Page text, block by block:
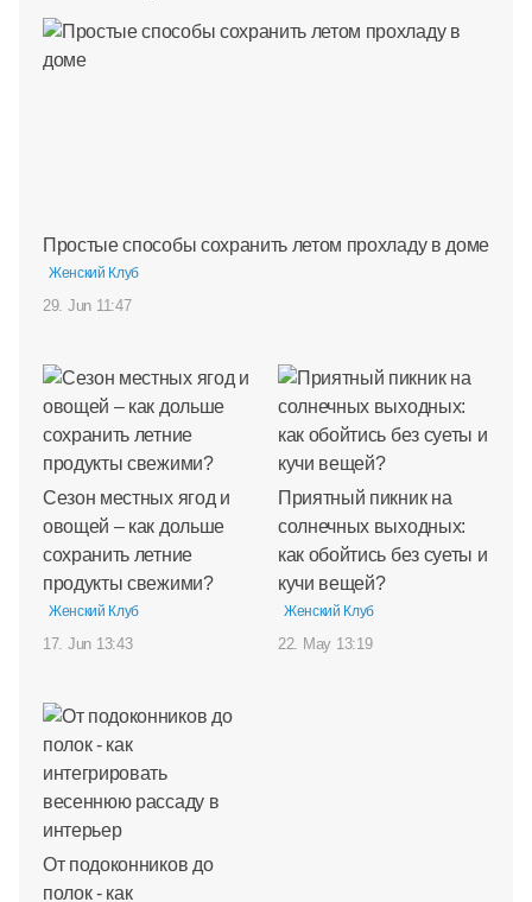
Простые способы сохранить летом прохладу в доме
Женский Клуб
29. Jun 11:47
Сезон местных ягод и
овощей – как дольше
сохранить летние
продукты свежими?
Женский Клуб
17. Jun 13:43
Приятный пикник на
солнечных выходных:
как обойтись без суеты и
кучи вещей?
Женский Клуб
22. May 13:19
От подоконников до
полок - как